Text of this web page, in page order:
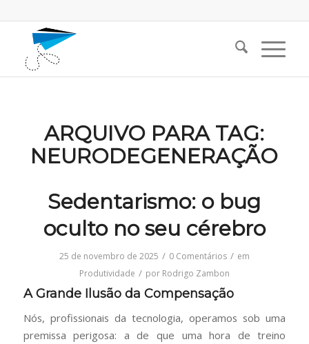
ARQUIVO PARA TAG:
NEURODEGENERAÇÃO
Sedentarismo: o bug
oculto no seu cérebro
25 de novembro de 2025 / 0 Comentários / em
Produtividade / por Rodrigo Zambon
A Grande Ilusão da Compensação
Nós, profissionais da tecnologia, operamos sob uma
premissa perigosa: a de que uma hora de treino